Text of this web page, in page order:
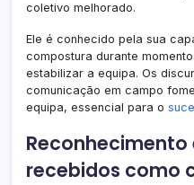
coletivo melhorado.
Ele é conhecido pela sua
compostura durante
estabilizar a equipa. Os
comunicação em campo
equipa, essencial para o
Reconhecimento
recebidos como